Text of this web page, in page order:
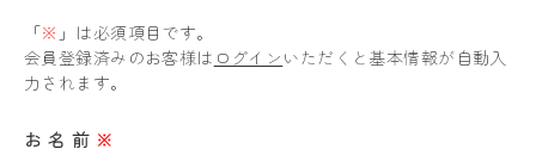
「※ 」は必須項目です。
会員登録済みのお客様は ログイン いただくと基本情報が自動入
力されます。
お名前 ※